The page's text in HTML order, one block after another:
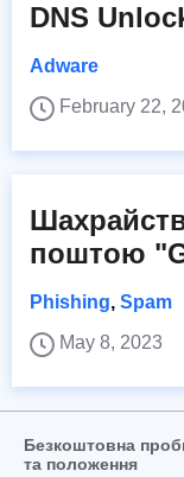
DNS
Adware
February 22,
поштою
Phishing, Spam
May 8, 2023
Безкоштовна
та положення